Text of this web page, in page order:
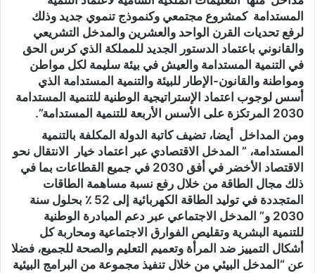
المستدامة كمشروع مجتمعي وكنموذج تنموي جديد وذلك
لرفع تحديات القرن الواحد والعشرين والمدخل التشريعي
والقانوني باعتماد الدستور الجديد للمملكة الذي كرس الحق
في التنمية المستدامة والعيش في بيئة سليمة لكل مواطن
ومواطنة والقانون-الإطار للبيئة والتنمية المستدامة الذي
أسس لوجوب اعتماد الإستراتيجية الوطنية للتنمية المستدامة
2030 المرتكزة على الأسس الأربعة للتنمية المستدامة”.
ومن المداخل أيضا، تضيف كاتبة الدولة المكلفة بالتنمية
المستدامة، ” المدخل الاقتصادي عبر اعتماد خيار الانتقال نحو
الاقتصاد الأخضر في أفق 2030 في جميع القطاعات بما في
ذلك مجال الطاقة من خلال رفع نسبة مساهمة الطاقات
المتجددة في توليد الطاقة الكهربائية إلى 52 ٪ بحلول سنة
2030 و” المدخل الاجتماعي عبر دعم المبادرة الوطنية
للتنمية البشرية وتقليص الفوارق الاجتماعية ومحاربة كل
أشكال التمييز ضد المرأة وتعميم التعليم والصحة للجميع، فضلا
عن “المدخل البيئي من خلال تنفيذ مجموعة من البرامج البيئية